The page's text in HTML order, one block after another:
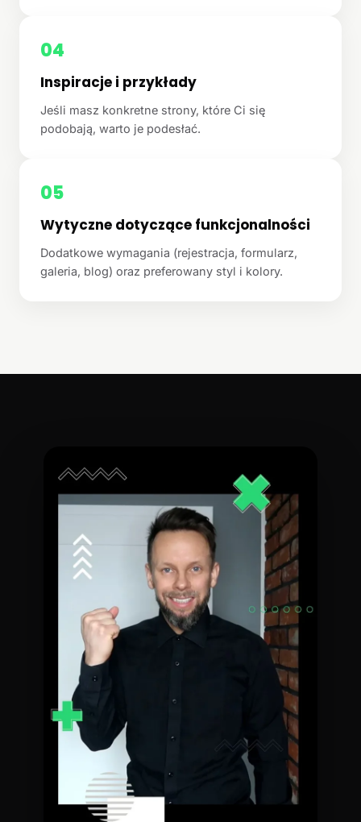
04
Inspiracje i przykłady
Jeśli masz konkretne strony, które Ci się
podobają, warto je podesłać.
05
Wytyczne dotyczące funkcjonalności
Dodatkowe wymagania (rejestracja, formularz,
galeria, blog) oraz preferowany styl i kolory.